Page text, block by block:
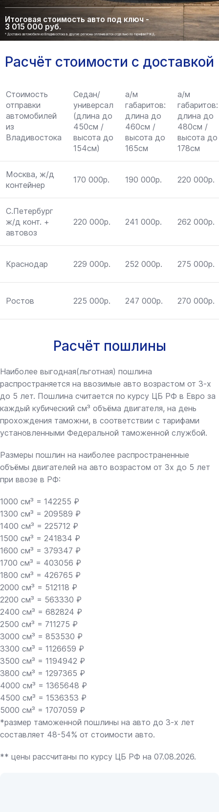
Итоговая стоимость авто под ключ -
3 015 000 руб.
* Доставка автомобиля из Владивостока в другие регионы оплачивается отдельно по тарифам РЖД.
Расчёт стоимости с доставкой
Стоимость
отправки
автомобилей
из
Владивостока
Седан/
универсал
(длина до
450см /
высота до
154см)
а/м
габаритов:
длина до
460см /
высота до
165см
а/м
габаритов:
длина до
480см /
высота до
178см
Москва, ж/д
контейнер
170 000р. 190 000р. 220 000р.
С.Петербург
ж/д конт. +
автовоз
220 000р. 241 000р. 262 000р.
Краснодар 229 000р. 252 000р. 275 000р.
Ростов 225 000р. 247 000р. 270 000р.
Расчёт пошлины
Наиболее выгодная(льготная) пошлина
распространяется на ввозимые авто возрастом от 3-х
до 5 лет. Пошлина считается по курсу ЦБ РФ в Евро за
каждый кубический см³ объёма двигателя, на день
прохождения таможни, в соответствии с тарифами
установленными Федеральной таможенной службой.
Размеры пошлин на наиболее распространенные
объёмы двигателей на авто возрастом от 3х до 5 лет
при ввозе в РФ:
1000 см³ = 142255 ₽
1300 см³ = 209589 ₽
1400 см³ = 225712 ₽
1500 см³ = 241834 ₽
1600 см³ = 379347 ₽
1700 см³ = 403056 ₽
1800 см³ = 426765 ₽
2000 см³ = 512118 ₽
2200 см³ = 563330 ₽
2400 см³ = 682824 ₽
2500 см³ = 711275 ₽
3000 см³ = 853530 ₽
3300 см³ = 1126659 ₽
3500 см³ = 1194942 ₽
3800 см³ = 1297365 ₽
4000 см³ = 1365648 ₽
4500 см³ = 1536353 ₽
5000 см³ = 1707059 ₽
*размер таможенной пошлины на авто до 3-х лет
составляет 48-54% от стоимости авто.
** цены рассчитаны по курсу ЦБ РФ на 07.08.2026.